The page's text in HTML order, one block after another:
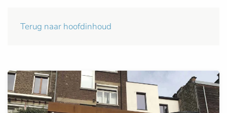
Terug naar hoofdinhoud